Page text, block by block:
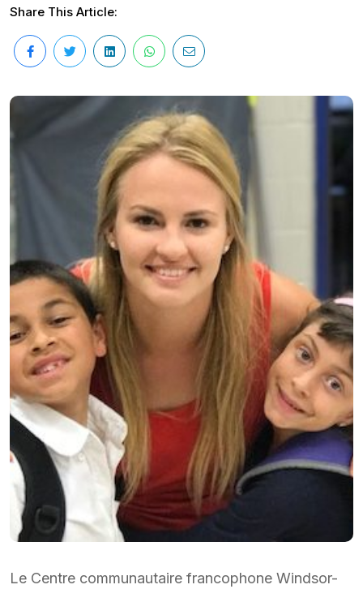
Share This Article:
Le Centre communautaire francophone Windsor-